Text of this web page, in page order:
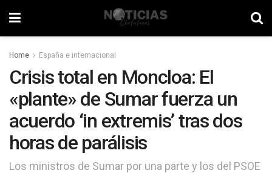
Home España e internacional
Crisis total en Moncloa: El
«plante» de Sumar fuerza un
acuerdo ‘in extremis’ tras dos
horas de parálisis
Los ministros de Sumar por una parte y los del PSOE